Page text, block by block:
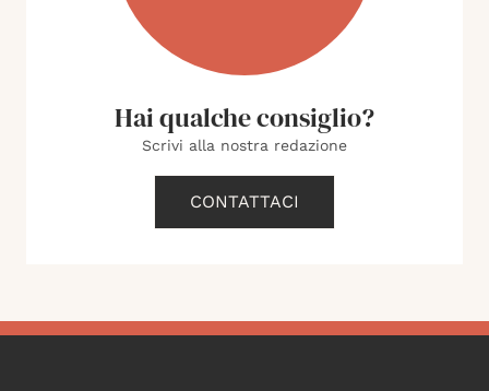
Hai qualche consiglio?
Scrivi alla nostra redazione
CONTATTACI